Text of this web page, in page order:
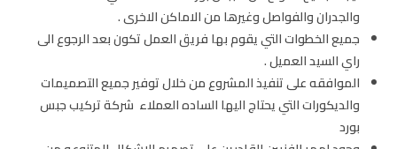
والجدران والفواصل وغيرها من الاماكن الاخرى .
جميع الخطوات التي يقوم بها فريق العمل تكون بعد الرجوع الى
راي السيد العميل .
الموافقه على تنفيذ المشروع من خلال توفير جميع التصميمات
والديكورات التي يحتاج اليها الساده العملاء شركة تركيب جبس
بورد